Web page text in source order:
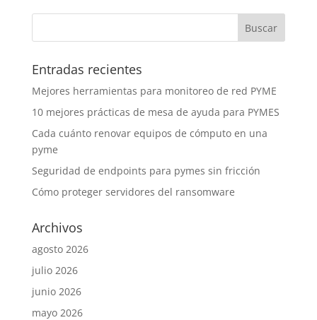
Entradas recientes
Mejores herramientas para monitoreo de red PYME
10 mejores prácticas de mesa de ayuda para PYMES
Cada cuánto renovar equipos de cómputo en una
pyme
Seguridad de endpoints para pymes sin fricción
Cómo proteger servidores del ransomware
Archivos
agosto 2026
julio 2026
junio 2026
mayo 2026